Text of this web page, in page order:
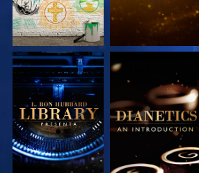
ESPLORA LE
SERIE
ESPLORA LE
SERIE